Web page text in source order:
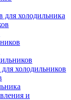
для холодильника
холодильников
и